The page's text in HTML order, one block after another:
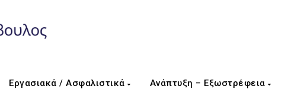
Εργασιακά / Ασφαλιστικά Ανάπτυξη – Εξωστρέφεια